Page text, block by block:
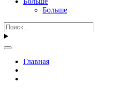
Больше
Главная